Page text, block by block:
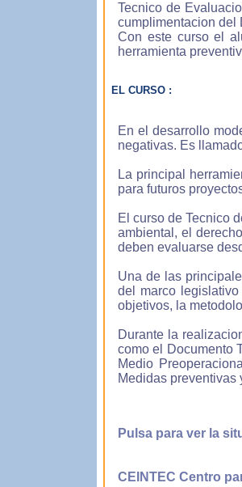
Tecnico de
cumplimentacion del
Con este curso el
herramienta
EL CURSO :
En el desarrollo
negativas. Es
La principal
para futuros
El curso de Tecnico
ambiental, el
deben evaluarse
Una de las
del marco
objetivos, la
Durante la
como el Documento
Medio
Medidas preventivas
Pulsa para ver la
CEINTEC Centro